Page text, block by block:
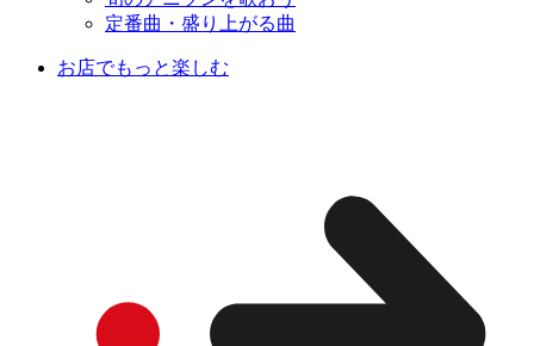
定番曲・盛り上がる曲
お店でもっと楽しむ